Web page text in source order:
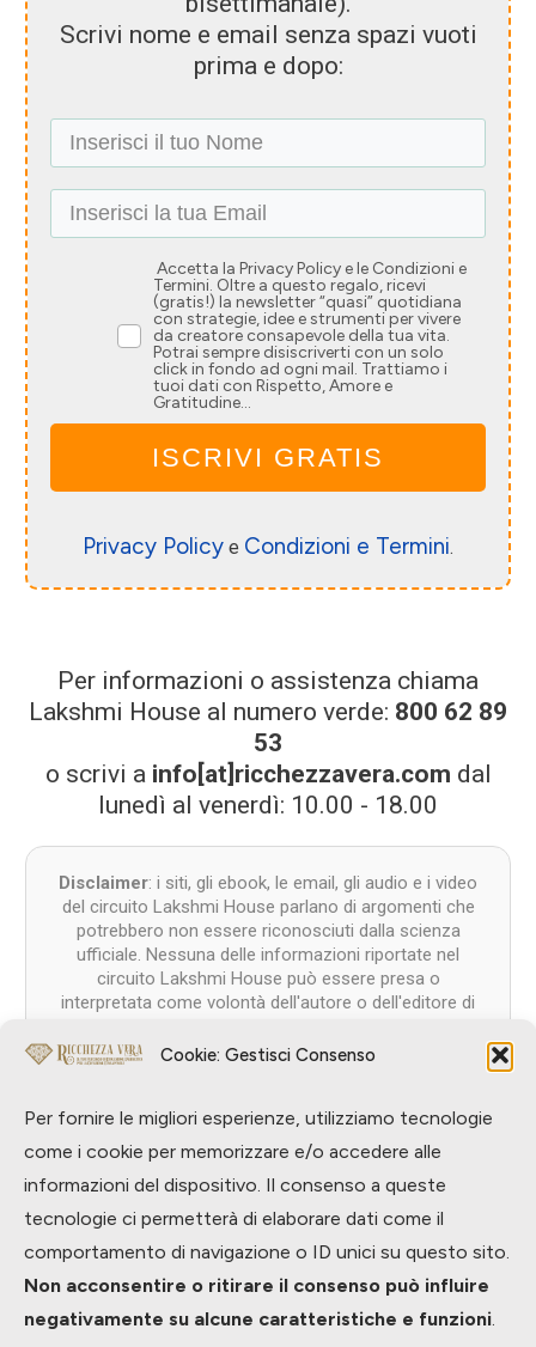
Cookie: Gestisci Consenso
Per fornire le migliori esperienze, utilizziamo tecnologie
come i cookie per memorizzare e/o accedere alle
informazioni del dispositivo. Il consenso a queste
tecnologie ci permetterà di elaborare dati come il
comportamento di navigazione o ID unici su questo sito.
Non acconsentire o ritirare il consenso può influire
negativamente su alcune caratteristiche e funzioni.
Scrivi nome e email senza spazi vuoti
prima e dopo:
Accetta la Privacy Policy e le Condizioni e
Termini. Oltre a questo regalo, ricevi
(gratis!) la newsletter “quasi” quotidiana
con strategie, idee e strumenti per vivere
da creatore consapevole della tua vita.
Potrai sempre disiscriverti con un solo
click in fondo ad ogni mail. Trattiamo i
tuoi dati con Rispetto, Amore e
Gratitudine...
ISCRIVI GRATIS
Privacy Policy e Condizioni e Termini.
Per informazioni o assistenza chiama
Lakshmi House al numero verde: 800 62 89
53
o scrivi a info[at]ricchezzavera.com dal
lunedì al venerdì: 10.00 - 18.00
Disclaimer: i siti, gli ebook, le email, gli audio e i video
del circuito Lakshmi House parlano di argomenti che
potrebbero non essere riconosciuti dalla scienza
ufficiale. Nessuna delle informazioni riportate nel
circuito Lakshmi House può essere presa o
interpretata come volontà dell'autore o dell'editore di
patologie o difficoltà di qualsiasi tipo, sia fisico che
valore meramente informativo, formativo e di
intrattenimento: ogni ulteriore proprietà che gli si voglia
lettore si assume la responsabilità dell'uso delle
informazioni riportate sui nostri siti, sollevando l'autore
e l'editore da qualsiasi tipo di responsabilità diretta o
indiretta verso se stessi o verso terzi. Lo stesso vale
per il Coaching Energetico (R), le Riprogrammazioni
Energetiche del Punto Zero (R) e ogni altra pratica